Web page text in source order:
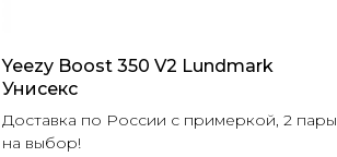
Yeezy Boost 350 V2 Lundmark
Унисекс
Доставка по России с примеркой, 2 пары
на выбор!